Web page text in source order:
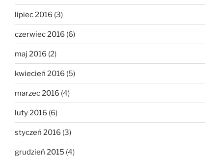
lipiec 2016 (3)
czerwiec 2016 (6)
maj 2016 (2)
kwiecień 2016 (5)
marzec 2016 (4)
luty 2016 (6)
styczeń 2016 (3)
grudzień 2015 (4)